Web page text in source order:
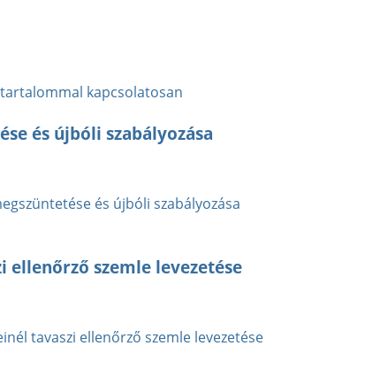
kapcsolatosan
és újbóli szabályozása
és újbóli szabályozása
ellenőrző szemle levezetése
tavaszi ellenőrző szemle levezetése